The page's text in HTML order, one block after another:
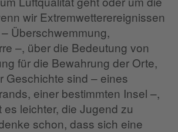
wir Extremwetterereignissen
Überschwemmung,
–, über die Bedeutung von
für die Bewahrung der Orte,
Geschichte sind – eines
einer bestimmten Insel –,
es leichter, die Jugend zu
schon, dass sich eine